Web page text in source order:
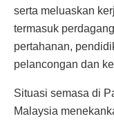
serta meluaskan
termasuk
pertahanan,
pelancongan dan
Situasi semasa di
Malaysia